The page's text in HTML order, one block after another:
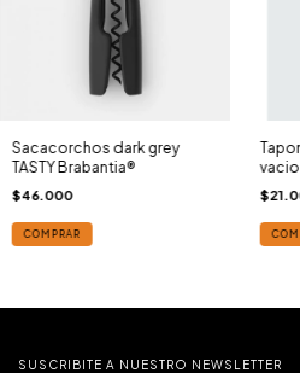
Sacacorchos dark grey
TASTY Brabantia®
$46.000
COMPRAR
SUSCRIBITE A NUESTRO NEWSLETTER